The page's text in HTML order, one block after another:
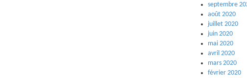
septembre
août 2020
juillet 2020
juin 2020
mai 2020
avril 2020
mars 2020
février 2020